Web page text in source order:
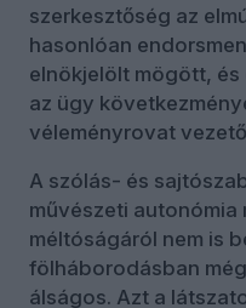
szerkesztőség az
hasonlóan
elnökjelölt mögött,
az ügy
véleményrovat
A szólás- és
művészeti
méltóságáról nem is
fölháborodásban
álságos. Azt a